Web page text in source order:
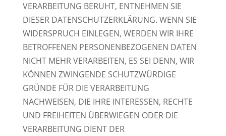
VERARBEITUNG BERUHT, ENTNEHMEN SIE
DIESER DATENSCHUTZERKLÄRUNG. WENN SIE
WIDERSPRUCH EINLEGEN, WERDEN WIR IHRE
BETROFFENEN PERSONENBEZOGENEN DATEN
NICHT MEHR VERARBEITEN, ES SEI DENN, WIR
KÖNNEN ZWINGENDE SCHUTZWÜRDIGE
GRÜNDE FÜR DIE VERARBEITUNG
NACHWEISEN, DIE IHRE INTERESSEN, RECHTE
UND FREIHEITEN ÜBERWIEGEN ODER DIE
VERARBEITUNG DIENT DER